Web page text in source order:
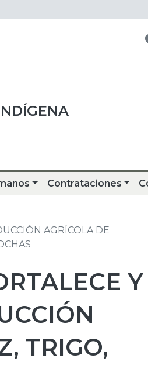
Contrataciones
AGRÍCOLA DE
Y
TRIGO,